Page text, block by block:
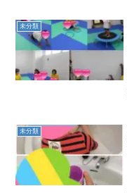
未分類
未分類